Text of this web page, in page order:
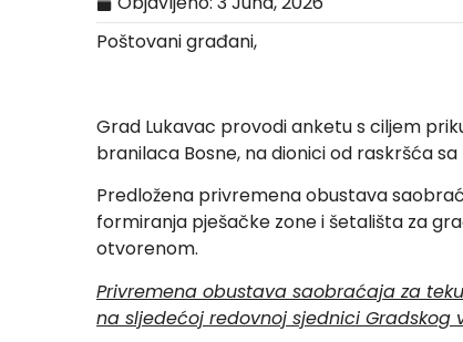
Poštovani građani,
Grad Lukavac provodi anketu s ciljem
branilaca Bosne, na dionici od raskršća
Predložena privremena obustava
formiranja pješačke zone i šetališta za
otvorenom.
Privremena obustava saobraćaja za
na sljedećoj redovnoj sjednici Gradskog